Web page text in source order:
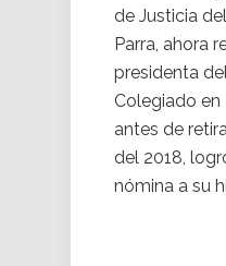
de Justicia
Parra, ahora
presidenta
Colegiado en
antes de
del 2018,
nómina a su